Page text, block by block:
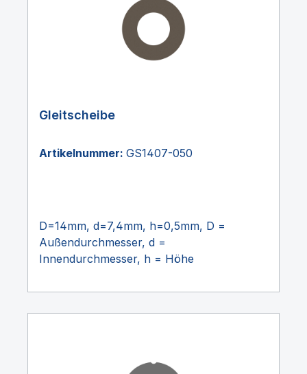
Gleitscheibe
Artikelnummer: GS1407-050
D=14mm, d=7,4mm, h=0,5mm, D =
Außendurchmesser, d =
Innendurchmesser, h = Höhe